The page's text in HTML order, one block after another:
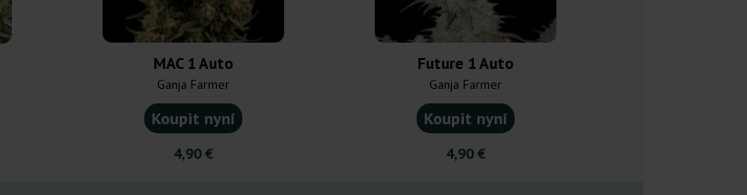
MAC 1 Auto
Ganja Farmer
Koupit nyní
4,90 €
Future 1 Auto
Ganja Farmer
Koupit nyní
4,90 €